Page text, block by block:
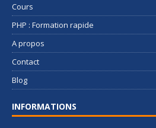
Cours
PHP : Formation rapide
A propos
Contact
Blog
INFORMATIONS